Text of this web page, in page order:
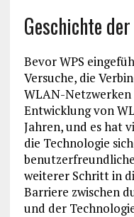
Geschichte
Bevor WPS
Versuche, die
WLAN-Netzwerken
Entwicklung von
Jahren, und es hat
die Technologie
weiterer Schritt in
Barriere zwischen
und der